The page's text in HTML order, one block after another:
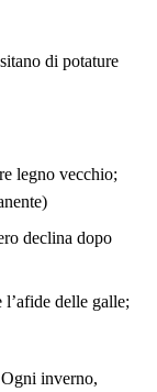
di potature
legno vecchio;
declina dopo
delle galle;
inverno,